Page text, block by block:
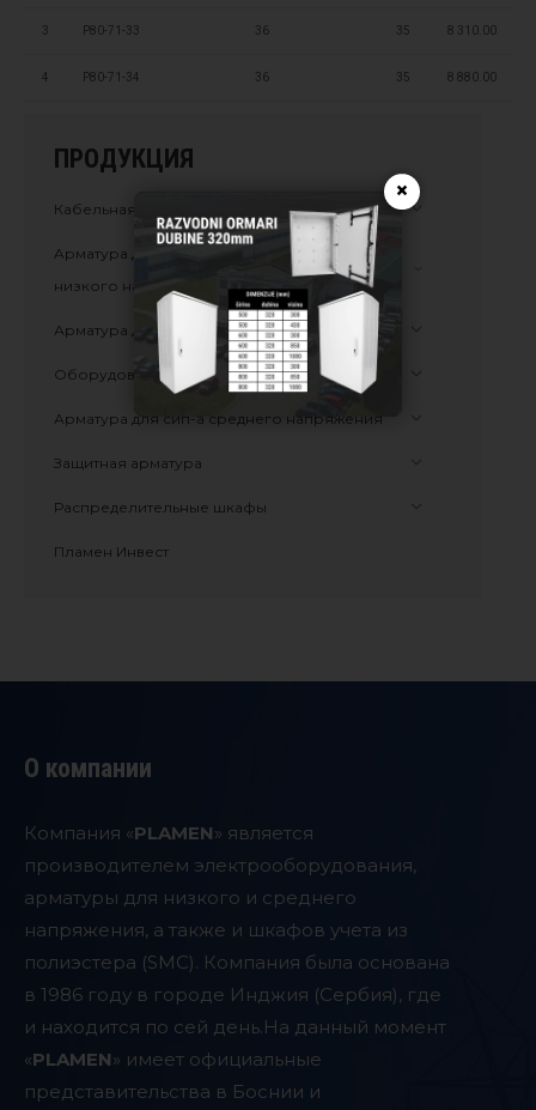
×
3 P80-71-33 36 35 8 310.00
4 P80-71-34 36 35 8 880.00
ПРОДУКЦИЯ
Кабельная соединительная продукция
Aрматура для неизолированных кабелей
низкого напряжения до 1 кВ
Арматура для сип-а низкого напряжения
Оборудование adss
Арматура для сип-а среднего напряжения
Защитная арматура
Распределительные шкафы
Пламен Инвест
О компании
Компания «PLAMEN» является
производителем электрооборудования,
арматуры для низкого и среднего
напряжения, а также и шкафов учета из
полиэстера (SMC). Компания была основана
в 1986 году в городе Инджия (Сербия), где
и находится по сей день.На данный момент
«PLAMEN» имеет официальные
представительства в Боснии и